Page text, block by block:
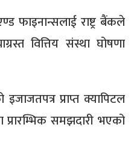
फाइनान्सलाई राष्ट्र बैंकले
वित्तिय संस्था घोषणा
प्राप्त क्यापिटल
प्रारम्भिक समझदारी भएको